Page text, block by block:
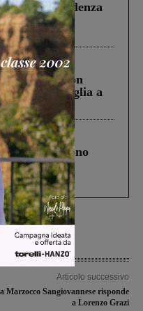
oltre la scadenza
“Un
di Castiglion
ucciso la figlia a
in cui morirono
schianto, il
fra tir....
Articolo successivo
Marzocco Sangiovannese risponde
a Lorenzo Grazi